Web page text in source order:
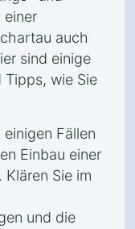
einer
auch
sind einige
wie Sie
einigen Fällen
Einbau einer
Sie im
und die